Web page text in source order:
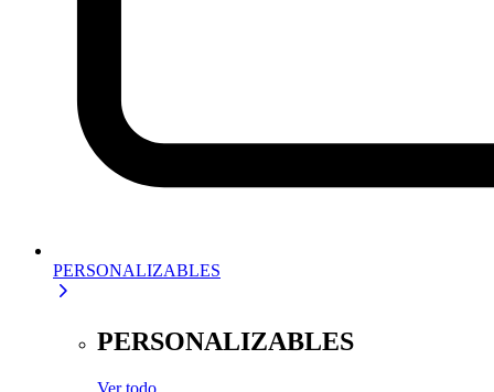
PERSONALIZABLES
PERSONALIZABLES
Ver todo